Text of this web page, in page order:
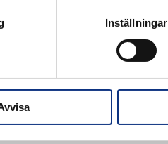
Inställningar